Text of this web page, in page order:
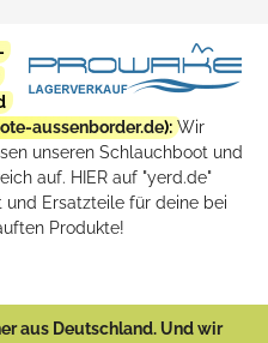
aussenborder.de): Wir
unseren Schlauchboot und
auf. HIER auf "yerd.de"
Ersatzteile für deine bei
Produkte!
aus Deutschland. Und wir